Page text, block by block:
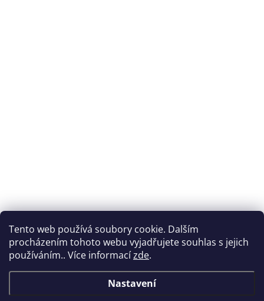
Tento web používá soubory cookie. Dalším
procházením tohoto webu vyjadřujete souhlas s jejich
používáním.. Více informacízde.
Nastavení